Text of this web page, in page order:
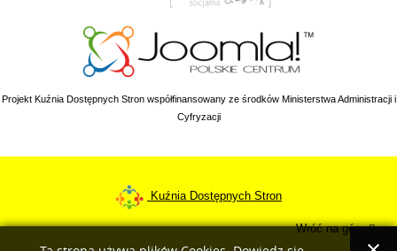
Projekt Kuźnia Dostępnych Stron współfinansowany ze środków Ministerstwa Administracji i
Cyfryzacji
Kuźnia Dostępnych Stron
Wróć na górę